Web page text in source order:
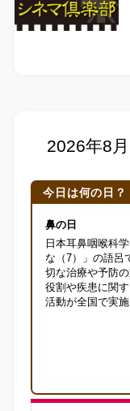
今日は何の日？